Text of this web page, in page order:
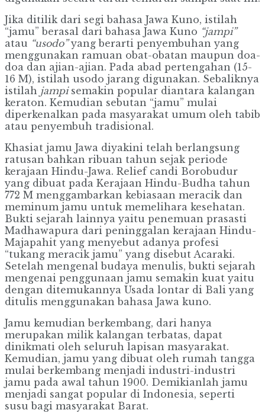
Jika ditilik dari segi bahasa Jawa Kuno, istilah
“jamu” berasal dari bahasa Jawa Kuno “jampi”
atau “usodo”yang berarti penyembuhan yang
menggunakan ramuan obat-obatan maupun doa-
doa dan ajian-ajian. Pada abad pertengahan (15-
16 M), istilah usodo jarang digunakan. Sebaliknya
istilah jampisemakin popular diantara kalangan
keraton. Kemudian sebutan “jamu” mulai
diperkenalkan pada masyarakat umum oleh tabib
atau penyembuh tradisional.
Khasiat jamu Jawa diyakini telah berlangsung
ratusan bahkan ribuan tahun sejak periode
kerajaan Hindu-Jawa. Relief candi Borobudur
yang dibuat pada Kerajaan Hindu-Budha tahun
772 M menggambarkan kebiasaan meracik dan
meminum jamu untuk memelihara kesehatan.
Bukti sejarah lainnya yaitu penemuan prasasti
Madhawapura dari peninggalan kerajaan Hindu-
Majapahit yang menyebut adanya profesi
“tukang meracik jamu” yang disebut Acaraki.
Setelah mengenal budaya menulis, bukti sejarah
mengenai penggunaan jamu semakin kuat yaitu
dengan ditemukannya Usada lontar di Bali yang
ditulis menggunakan bahasa Jawa kuno.
Jamu kemudian berkembang, dari hanya
merupakan milik kalangan terbatas, dapat
dinikmati oleh seluruh lapisan masyarakat.
Kemudian, jamu yang dibuat oleh rumah tangga
mulai berkembang menjadi industri-industri
jamu pada awal tahun 1900. Demikianlah jamu
menjadi sangat popular di Indonesia, seperti
susu bagi masyarakat Barat.